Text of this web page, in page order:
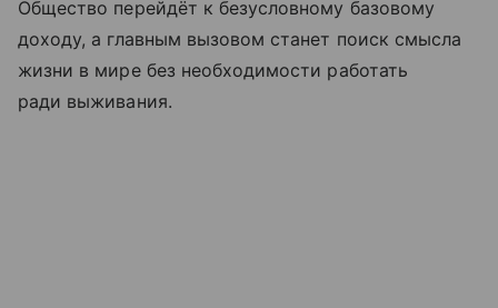
Общество перейдёт к безусловному базовому
доходу, а главным вызовом станет поиск смысла
жизни в мире без необходимости работать
ради выживания.